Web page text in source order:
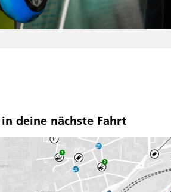
deine nächste Fahrt